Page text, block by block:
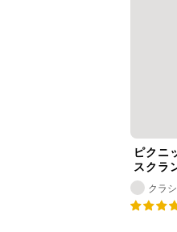
ピクニ
スクラ
クラ